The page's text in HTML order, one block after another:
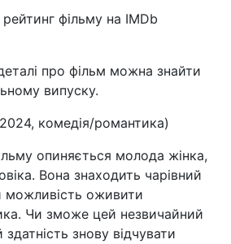
фільму на IMDb
про фільм можна знайти
випуску.
комедія/романтика)
опиняється молода жінка,
Вона знаходить чарівний
можливість оживити
Чи зможе цей незвичайний
знову відчувати